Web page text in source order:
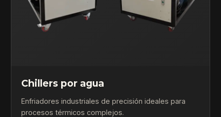
Chillers por agua
Enfriadores industriales de precisión ideales para
procesos térmicos complejos.